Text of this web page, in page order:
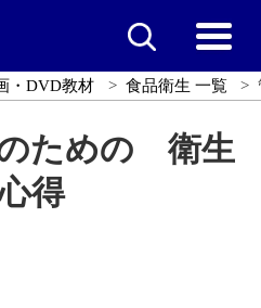
・DVD教材 食品衛生 一覧
ための 衛生
得